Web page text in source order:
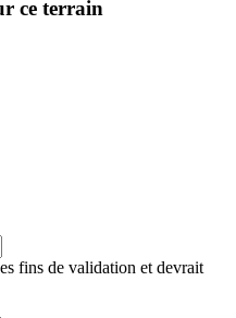
ce terrain
fins de validation et devrait